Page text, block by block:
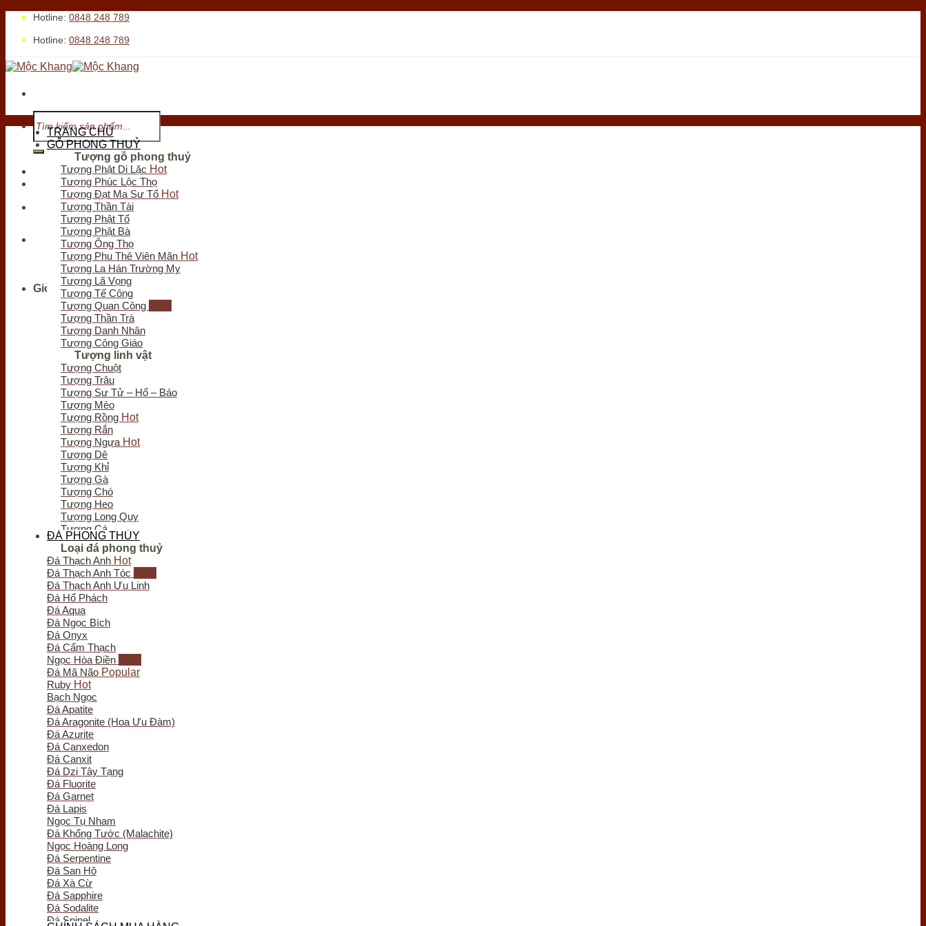
Skip
content
Hotline: 0848 248 789
Hotline: 0848 248 789
Tìm
kiếm:
Tới xem cửa hàng
Tìm
kiếm:
Giỏ hàng
TRANG CHỦ
GỖ PHONG THUỶ
Tượng gỗ phong thuỷ
Tượng Phật Di Lặc
Tượng Phúc Lộc Thọ
Tượng Đạt Ma Sư Tổ
Tượng Thần Tài
Tượng Phật Tổ
Tượng Phật Bà
Tượng Ông Thọ
Tượng Phu Thê Viên Mãn
Tượng La Hán Trường My
Tượng Lã Vọng
Tượng Tế Công
Tượng Quan Công
Tượng Thần Trà
Tượng Danh Nhân
Tượng Công Giáo
Tượng linh vật
Tượng Chuột
Tượng Trâu
Tượng Sư Tử – Hổ – Báo
Tượng Mèo
Tượng Rồng
Tượng Rắn
Tượng Ngựa
Tượng Dê
Tượng Khỉ
Tượng Gà
Tượng Chó
Tượng Heo
Tượng Long Quy
Tượng Cá
Tượng Bò Tót
Tượng Chim
Tượng Nghê - Kỳ Lân
Tượng Thiềm Thừ
Tượng Tỳ Hưu
Tượng Voi
Trầm hương
Trầm Hương Phong Thủy
Tượng Trầm Hương
Vòng Tay Trầm Hương
Nụ - Nhang - Tinh Dầu Trầm Hương
Lư Xông Trầm
Sản phẩm khác
Chum Phú Quý
Lục Bình Gỗ
Quà Tặng Trang Trí
Tranh Gỗ
Tiểu Cảnh Gỗ
Bình Hoa Gỗ
Khay Trà Gỗ
Đồng Hồ Gỗ
Đĩa Gỗ Trang Trí
Nội Thất Gỗ
Phôi - Lũa Gỗ
Đồng Phong Thủy
ĐÁ PHONG THỦY
Loại đá phong thuỷ
Đá Thạch Anh
Đá Thạch Anh Tóc
Đá Thạch Anh Ưu Linh
Đá Hổ Phách
Đá Aqua
Đá Ngọc Bích
Đá Onyx
Đá Cẩm Thạch
Ngọc Hòa Điền
Đá Mã Não
Ruby
Bạch Ngọc
Đá Apatite
Đá Aragonite (Hoa Ưu Đàm)
Đá Azurite
Đá Canxedon
Đá Canxit
Đá Dzi Tây Tạng
Đá Fluorite
Đá Garnet
Đá Lapis
Ngọc Tụ Nham
Đá Khổng Tước (Malachite)
Ngọc Hoàng Long
Đá Serpentine
Đá San Hô
Đá Xà Cừ
Đá Sapphire
Đá Sodalite
Đá Spinel